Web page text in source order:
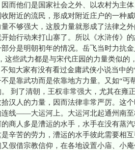
而他们是国家社会之外、以农村为主
附近的流民，形成对附近庄户的一种
不够强大，这股力量就形成了法律之
始行动来打山寨了。所以《水浒传》
分是明朝初年的情况。岳飞当时力抗
这些武力都是与宋代庄园的力量类似的
知大家有没有看过金庸武侠小说当中
是靠武功而是依靠地方力量。又如“丐
到了清朝，王权非常强大，尤其在雍
汉人的力量，因而法律非常严厉。这
线——大运河上。大运河北起通州南
商人多是漕运的水手，水手在没有蒸
辛苦的劳力，漕运的水手彼此需要相
假借宗教信仰，在各地设置小庙、小庵